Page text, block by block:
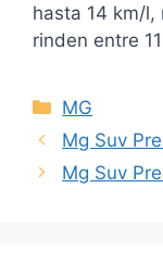
hasta 14 km/l,
rinden entre
Categories
MG
Mg Suv
Mg Suv